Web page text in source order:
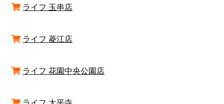
ライフ 玉串店
ライフ 菱江店
ライフ 花園中央公園店